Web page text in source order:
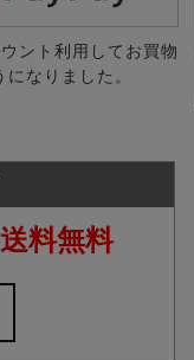
ント利用してお買物
なりました。
送料無料